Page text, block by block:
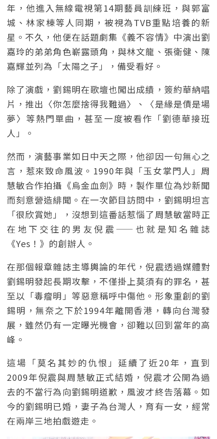
年，他進入無線電視第14期藝員訓練班，與郭富
城、林家棟等人同期，被視為TVB重點培養的新
星。不久，他便在話題劇集《義不容情》中演出劉
嘉玲的弟弟角色嶄露頭角，與林文龍、張衛健、陳
嘉輝並列為「太陽之子」，備受看好。
除了演戲，劉錫明在歌壇也闖出成績，簽約華納唱
片，推出〈你怎麼捨得我難過〉、〈是緣是債是場
夢〉等熱門單曲，甚至一度被看作「劉德華接班
人」。
然而，演藝事業如日中天之際，他卻因一句無心之
言，惹來致命風波。1990年與「玉女掌門人」周
慧敏合作拍攝《烏金血劍》時，製作單位為炒新聞
而刻意營造緋聞。在一次節目訪問中，劉錫明坦言
「很欣賞她」，沒想到這番話惹惱了周慧敏當時正
在地下交往的男友倪震——也就是知名雜誌
《Yes！》的創辦人。
在那個報章雜誌主導輿論的年代，倪震透過媒體對
劉錫明發起長期攻擊，不僅掛上莫須有的罪名，甚
至以「毒瘤明」等惡意稱呼中傷他。形象重創的劉
錫明，無奈之下於1994年離開香港，轉向台灣發
展，雖然仍有一定曝光機會，卻難以回到當年的高
峰。
這場「莫名其妙的仇恨」延續了近20年，直到
2009年倪震與周慧敏正式結婚，倪震才公開為過
去的不當行為向劉錫明道歉，風波才終告落幕。如
今的劉錫明已婚，妻子為台灣人，育有一女，經常
在兩岸三地拍戲遊走。